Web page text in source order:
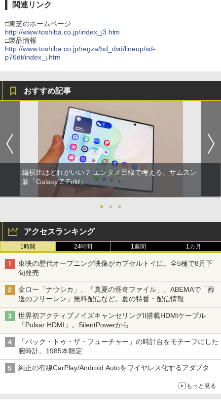
関連リンク
□東芝のホームページ
http://www.toshiba.co.jp/index_j3.htm
□製品情報
http://www.toshiba.co.jp/regza/bd_dvd/lineup/sd-
p76dt/index_j.htm
おすすめ記事
縦横比はどれがいい？ エンタメ目線で考える、サムスン
新「Galaxy Z Fold」
● ● ●
アクセスランキング
1時間 24時間 1週間 1カ月
東映の歴代オープニング映像がカプセルトイに。全5種で8月下
旬発売
金ロー「ナウシカ」、「真夏の怪奇ファイル」、ABEMAで「葬
送のフリーレン」無料配信など。夏の特番・配信情報
世界初アクティブノイズキャンセリングII搭載HDMIケーブル
「Pulsar HDMI」。SilentPowerから
「バック・トゥ・ザ・フューチャー」の時計台をモチーフにした
腕時計。1985本限定
純正の有線CarPlay/Android Autoをワイヤレス化するアダプタ
もっと見る